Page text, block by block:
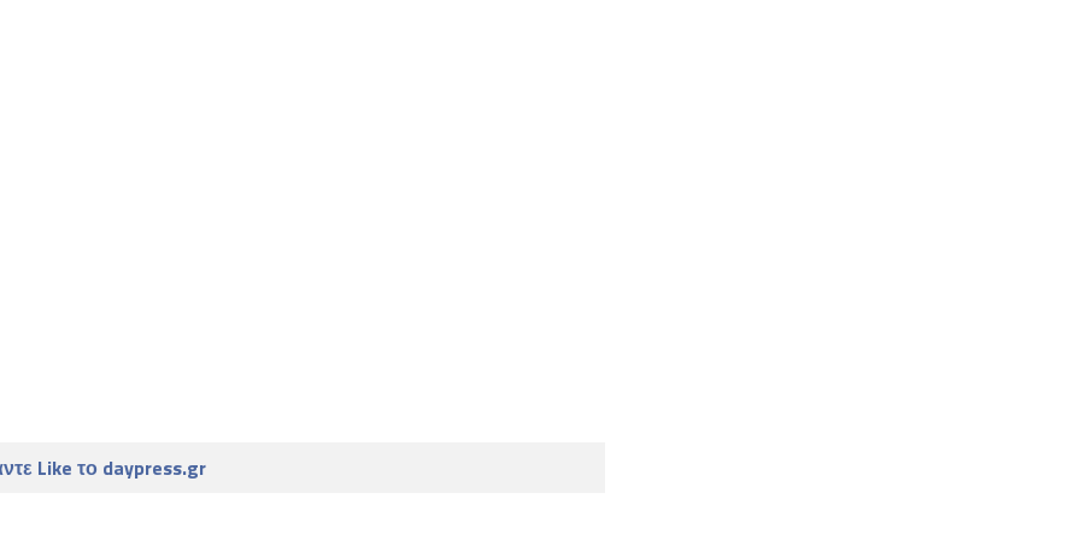
Like το daypress.gr